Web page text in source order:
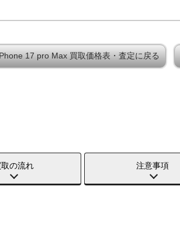
17 pro Max 買取価格表・査定に戻る
取の流れ 注意事項